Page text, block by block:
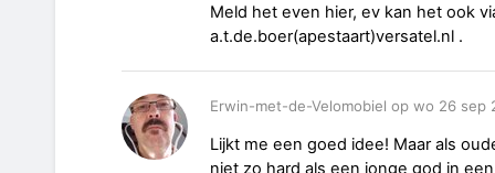
Meld het even hier, ev kan het ook
a.t.de.boer(apestaart)versatel.nl .
Erwin-met-de-Velomobiel op wo 26 sep
Lijkt me een goed idee! Maar als